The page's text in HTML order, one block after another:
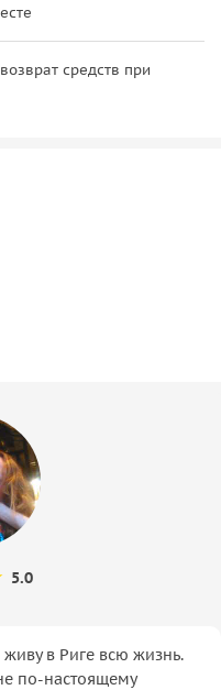
средств при
5.0
в Риге всю жизнь.
по-настоящему